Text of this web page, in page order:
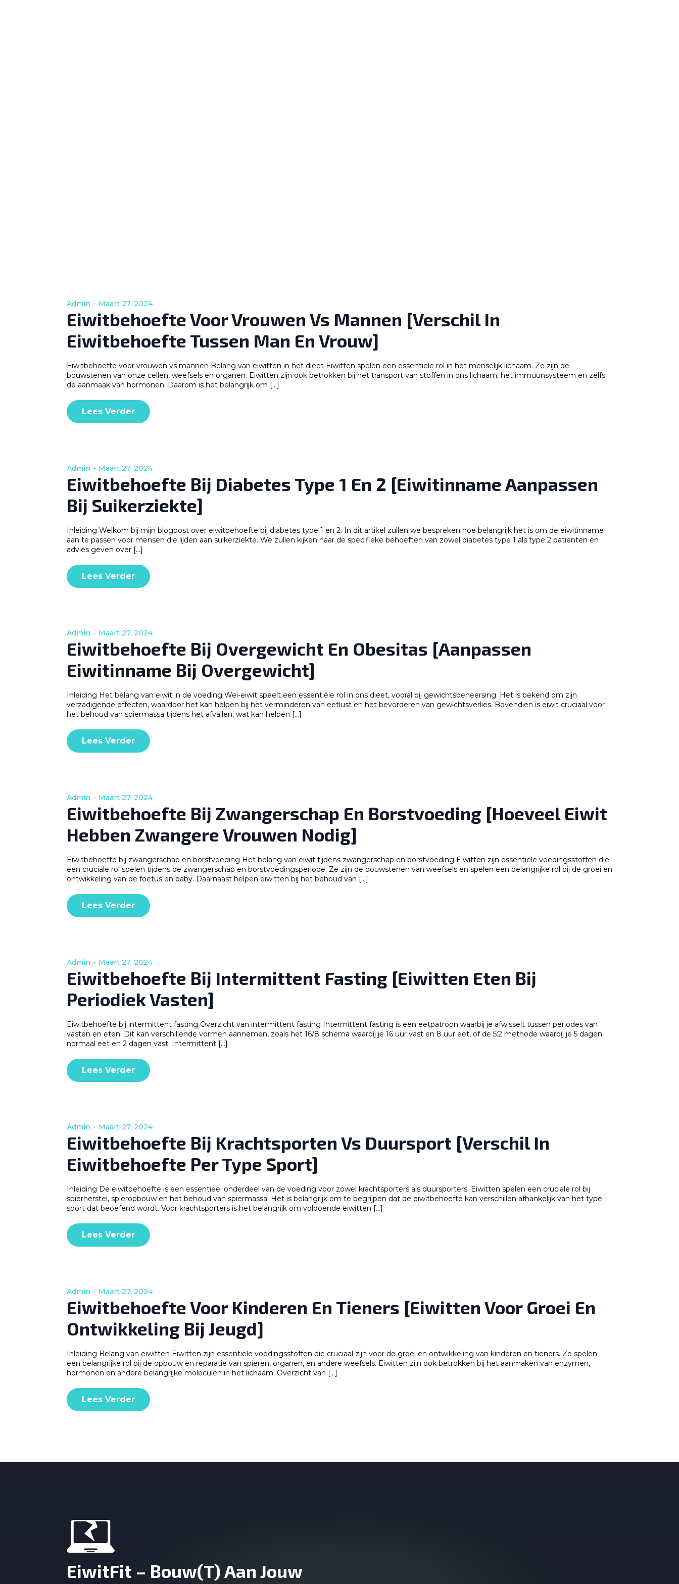
Eiwitbehoefte Voor Vrouwen Vs Mannen [Verschil In
Eiwitbehoefte Tussen Man En Vrouw]
Admin Maart 27, 2024
Eiwitbehoefte voor vrouwen vs mannen Belang van eiwitten in het dieet Eiwitten spelen een essentiële rol in het menselijk lichaam. Ze zijn de
bouwstenen van onze cellen, weefsels en organen. Eiwitten zijn ook betrokken bij het transport van stoffen in ons lichaam, het immuunsysteem en zelfs
de aanmaak van hormonen. Daarom is het belangrijk om […]
Lees Verder
Eiwitbehoefte Bij Diabetes Type 1 En 2 [Eiwitinname Aanpassen
Bij Suikerziekte]
Admin Maart 27, 2024
Inleiding Welkom bij mijn blogpost over eiwitbehoefte bij diabetes type 1 en 2. In dit artikel zullen we bespreken hoe belangrijk het is om de eiwitinname
aan te passen voor mensen die lijden aan suikerziekte. We zullen kijken naar de specifieke behoeften van zowel diabetes type 1 als type 2 patiënten en
advies geven over […]
Lees Verder
Eiwitbehoefte Bij Overgewicht En Obesitas [Aanpassen
Eiwitinname Bij Overgewicht]
Admin Maart 27, 2024
Inleiding Het belang van eiwit in de voeding Wei-eiwit speelt een essentiële rol in ons dieet, vooral bij gewichtsbeheersing. Het is bekend om zijn
verzadigende effecten, waardoor het kan helpen bij het verminderen van eetlust en het bevorderen van gewichtsverlies. Bovendien is eiwit cruciaal voor
het behoud van spiermassa tijdens het afvallen, wat kan helpen […]
Lees Verder
Eiwitbehoefte Bij Zwangerschap En Borstvoeding [Hoeveel Eiwit
Hebben Zwangere Vrouwen Nodig]
Admin Maart 27, 2024
Eiwitbehoefte bij zwangerschap en borstvoeding Het belang van eiwit tijdens zwangerschap en borstvoeding Eiwitten zijn essentiële voedingsstoffen die
een cruciale rol spelen tijdens de zwangerschap en borstvoedingsperiode. Ze zijn de bouwstenen van weefsels en spelen een belangrijke rol bij de groei en
ontwikkeling van de foetus en baby. Daarnaast helpen eiwitten bij het behoud van […]
Lees Verder
Eiwitbehoefte Bij Intermittent Fasting [Eiwitten Eten Bij
Periodiek Vasten]
Admin Maart 27, 2024
Eiwitbehoefte bij intermittent fasting Overzicht van intermittent fasting Intermittent fasting is een eetpatroon waarbij je afwisselt tussen periodes van
vasten en eten. Dit kan verschillende vormen aannemen, zoals het 16/8 schema waarbij je 16 uur vast en 8 uur eet, of de 5:2 methode waarbij je 5 dagen
normaal eet en 2 dagen vast. Intermittent […]
Lees Verder
Eiwitbehoefte Bij Krachtsporten Vs Duursport [Verschil In
Eiwitbehoefte Per Type Sport]
Admin Maart 27, 2024
Inleiding De eiwitbehoefte is een essentieel onderdeel van de voeding voor zowel krachtsporters als duursporters. Eiwitten spelen een cruciale rol bij
spierherstel, spieropbouw en het behoud van spiermassa. Het is belangrijk om te begrijpen dat de eiwitbehoefte kan verschillen afhankelijk van het type
sport dat beoefend wordt. Voor krachtsporters is het belangrijk om voldoende eiwitten […]
Lees Verder
Eiwitbehoefte Voor Kinderen En Tieners [Eiwitten Voor Groei En
Ontwikkeling Bij Jeugd]
Admin Maart 27, 2024
Inleiding Belang van eiwitten Eiwitten zijn essentiële voedingsstoffen die cruciaal zijn voor de groei en ontwikkeling van kinderen en tieners. Ze spelen
een belangrijke rol bij de opbouw en reparatie van spieren, organen, en andere weefsels. Eiwitten zijn ook betrokken bij het aanmaken van enzymen,
hormonen en andere belangrijke moleculen in het lichaam. Overzicht van […]
Lees Verder
EiwitFit – Bouw(t) Aan Jouw